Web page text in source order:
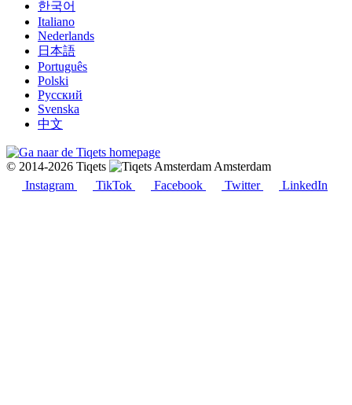
한국어
Italiano
Nederlands
日本語
Português
Polski
Русский
Svenska
中文
© 2014-2026 Tiqets
Amsterdam
Instagram
TikTok Facebook Twitter LinkedIn